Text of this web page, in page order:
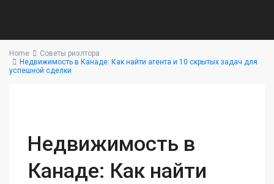
Home
Советы риэлтора
Недвижимость в Канаде: Как найти агента и 10 скрытых задач для
успешной сделки
Недвижимость в
Канаде: Как найти